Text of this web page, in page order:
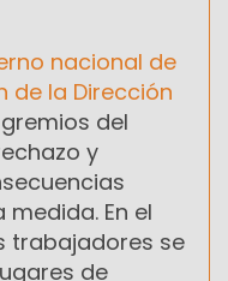
nacional de
de la Dirección
del
y
En el
trabajadores se
de